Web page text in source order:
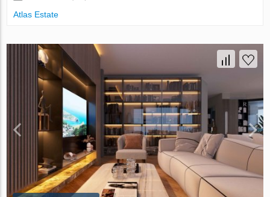
Atlas Estate